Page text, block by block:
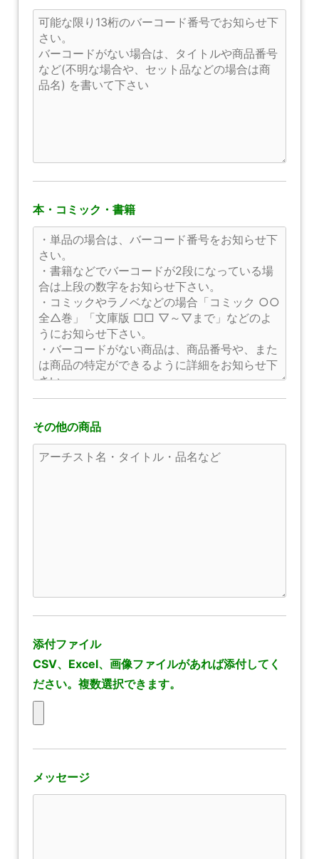
本・コミック・書籍
その他の商品
添付ファイル
CSV、Excel、画像ファイルがあれば添付してく
ださい。複数選択できます。
メッセージ